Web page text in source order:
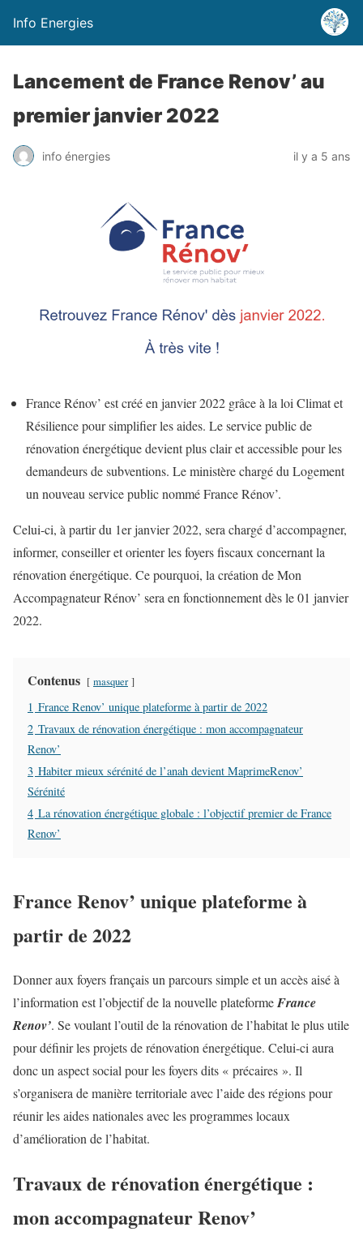
Info Energies
Lancement de France Renov’ au
premier janvier 2022
info énergies il y a 5 ans
France Rénov’ est créé en janvier 2022 grâce à la loi Climat et
Résilience pour simplifier les aides. Le service public de
rénovation énergétique devient plus clair et accessible pour les
demandeurs de subventions. Le ministère chargé du Logement
un nouveau service public nommé France Rénov’.
Celui-ci, à partir du 1er janvier 2022, sera chargé d’accompagner,
informer, conseiller et orienter les foyers fiscaux concernant la
rénovation énergétique. Ce pourquoi, la création de Mon
Accompagnateur Rénov’ sera en fonctionnement dès le 01 janvier
2022.
Contenus masquer
1 France Renov’ unique plateforme à partir de 2022
2 Travaux de rénovation énergétique : mon accompagnateur
Renov’
3 Habiter mieux sérénité de l’anah devient MaprimeRenov’
Sérénité
4 La rénovation énergétique globale : l’objectif premier de France
Renov’
France Renov’ unique plateforme à
partir de 2022
Donner aux foyers français un parcours simple et un accès aisé à
l’information est l’objectif de la nouvelle plateformeFrance
Renov’. Se voulant l’outil de la rénovation de l’habitat le plus utile
pour définir les projets de rénovation énergétique. Celui-ci aura
donc un aspect social pour les foyers dits « précaires ». Il
s’organisera de manière territoriale avec l’aide des régions pour
réunir les aides nationales avec les programmes locaux
d’amélioration de l’habitat.
Travaux de rénovation énergétique :
mon accompagnateur Renov’